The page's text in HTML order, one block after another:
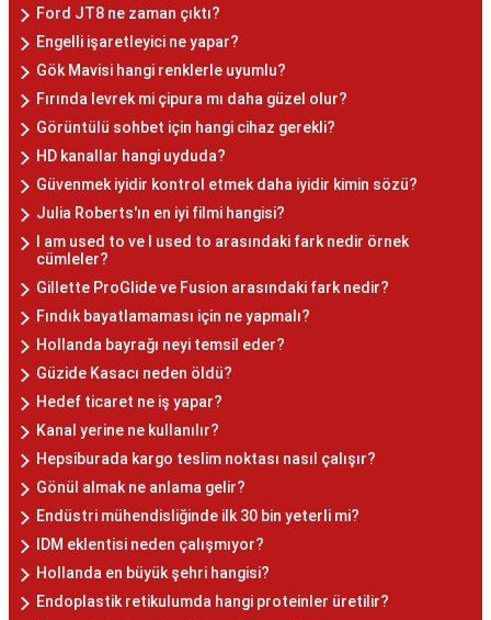
Ford JT8 ne zaman çıktı?
Engelli işaretleyici ne yapar?
Gök Mavisi hangi renklerle uyumlu?
Fırında levrek mi çipura mı daha güzel olur?
Görüntülü sohbet için hangi cihaz gerekli?
HD kanallar hangi uyduda?
Güvenmek iyidir kontrol etmek daha iyidir kimin sözü?
Julia Roberts'ın en iyi filmi hangisi?
I am used to ve I used to arasındaki fark nedir örnek
cümleler?
Gillette ProGlide ve Fusion arasındaki fark nedir?
Fındık bayatlamaması için ne yapmalı?
Hollanda bayrağı neyi temsil eder?
Güzide Kasacı neden öldü?
Hedef ticaret ne iş yapar?
Kanal yerine ne kullanılır?
Hepsiburada kargo teslim noktası nasıl çalışır?
Gönül almak ne anlama gelir?
Endüstri mühendisliğinde ilk 30 bin yeterli mi?
IDM eklentisi neden çalışmıyor?
Hollanda en büyük şehri hangisi?
Endoplastik retikulumda hangi proteinler üretilir?